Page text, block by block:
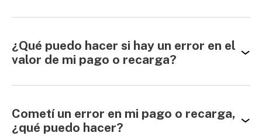
¿Qué puedo hacer si hay un error en el
valor de mi pago o recarga?
Cometí un error en mi pago o recarga,
¿qué puedo hacer?